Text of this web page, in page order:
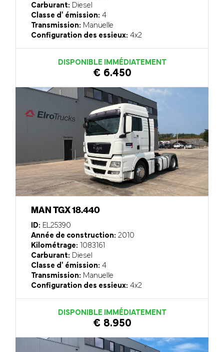
Carburant: Diesel
Classe d' émission: 4
Transmission: Manuelle
Configuration des essieux: 4x2
DISPONIBLE IMMÉDIATEMENT
€ 6.450
MAN TGX 18.440
ID: EL25390
Année de construction: 2010
Kilométrage: 1083161
Carburant: Diesel
Classe d' émission: 4
Transmission: Manuelle
Configuration des essieux: 4x2
DISPONIBLE IMMÉDIATEMENT
€ 8.950